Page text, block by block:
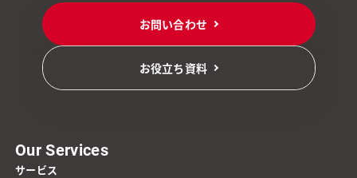
お問い合わせ
お役立ち資料
Our Services
サービス